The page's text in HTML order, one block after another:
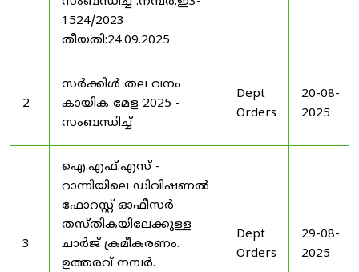
1524/2023
തീയതി:24.09.2025
2
സർക്കിൾ തല വനം
കായിക മേള 2025 -
സംബന്ധിച്ച്
Dept
Orders
20-08-
2025
3
ഐ.എഫ്.എസ് -
റാന്നിയിലെ ഡിവിഷണൽ
ഫോറസ്റ്റ് ഓഫീസർ
തസ്തികയിലേക്കുള്ള
ചാർജ് ക്രമീകരണം.
ഉത്തരവ് നമ്പർ.
Dept
Orders
29-08-
2025